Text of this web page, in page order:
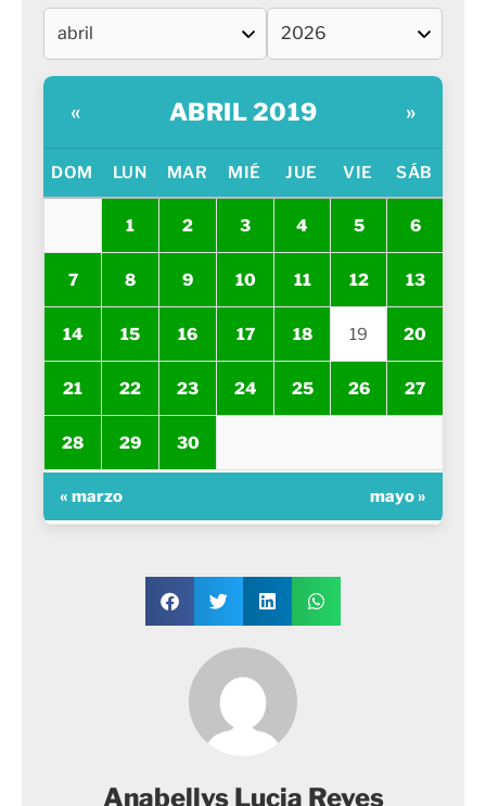
« ABRIL 2019 »
DOM LUN MAR MIÉ JUE VIE SÁB
1 2 3 4 5 6
7 8 9 10 11 12 13
14 15 16 17 18 19 20
21 22 23 24 25 26 27
28 29 30
« marzo mayo »
Anabellys Lucia Reyes